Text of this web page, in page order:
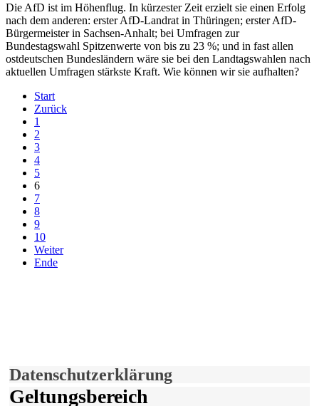
Die AfD ist im Höhenflug. In kürzester Zeit erzielt sie einen Erfolg
nach dem anderen: erster AfD-Landrat in Thüringen; erster AfD-
Bürgermeister in Sachsen-Anhalt; bei Umfragen zur
Bundestagswahl Spitzenwerte von bis zu 23 %; und in fast allen
ostdeutschen Bundesländern wäre sie bei den Landtagswahlen nach
aktuellen Umfragen stärkste Kraft. Wie können wir sie aufhalten?
Start
Zurück
1
2
3
4
5
6
7
8
9
10
Weiter
Ende
Datenschutzerklärung
Geltungsbereich